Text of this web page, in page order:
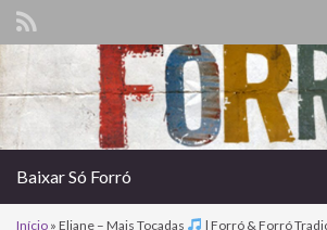
Search for:
Baixar Só Forró
Início » Eliane – Mais Tocadas | Forró & Forró